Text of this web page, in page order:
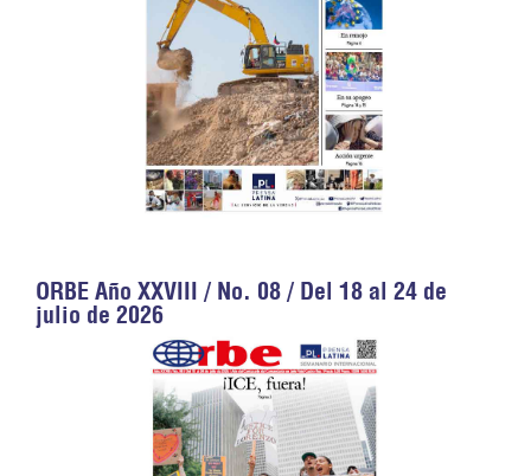
ORBE Año XXVIII / No. 08 / Del 18 al 24 de
julio de 2026